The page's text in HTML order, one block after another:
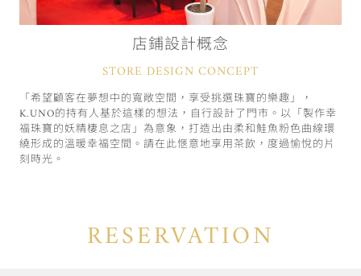
店鋪設計概念
STORE DESIGN CONCEPT
「希望顧客在夢想中的寬敞空間，享受挑選珠寶的樂趣」，
K.UNO的持有人基於這樣的想法，自行設計了門市。以「製作幸
福珠寶的妖精棲息之店」為意象，打造出由柔和鮭魚粉色曲線環
繞形成的溫暖幸福空間。請在此愜意地享用茶飲，度過愉悅的片
刻時光。
RESERVATION